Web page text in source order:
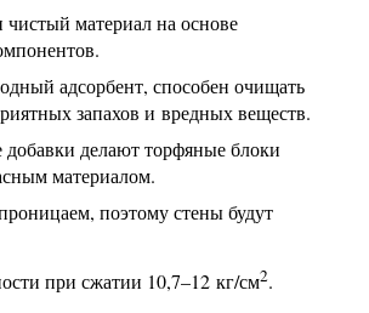
чистый материал на основе
адсорбент, способен очищать
запахов и вредных веществ.
делают торфяные блоки
материалом.
поэтому стены будут
при сжатии 10,7–12 кг/см2.